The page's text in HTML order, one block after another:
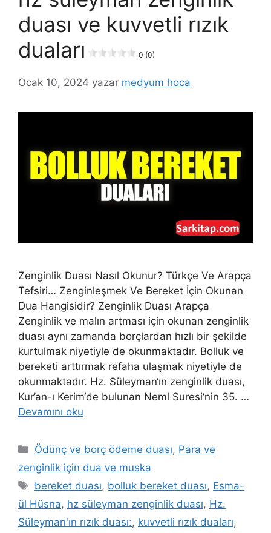
duası ve kuvvetli rızık
duaları
0 (0)
Ocak 10, 2024 yazar medyum hoca
Zenginlik Duası Nasıl Okunur? Türkçe Ve Arapça
Tefsiri… Zenginleşmek Ve Bereket İçin Okunan
Dua Hangisidir? Zenginlik Duası Arapça
Zenginlik ve malın artması için okunan zenginlik
duası aynı zamanda borçlardan hızlı bir şekilde
kurtulmak niyetiyle de okunmaktadır. Bolluk ve
bereketi arttırmak refaha ulaşmak niyetiyle de
okunmaktadır. Hz. Süleyman‘ın zenginlik duası,
Kur’an-ı Kerim‘de bulunan Neml Suresi‘nin 35. …
Devamını oku
Ödünç ve borç ödeme duası, Para ve
zenginlik için dua ve muska
bereket duası, bolluk bereket duası, Esma-
ül Hüsna, hz süleyman zenginlik duası, Hz.
Süleyman'ın rızık duası:, kuvvetli rızık duaları,